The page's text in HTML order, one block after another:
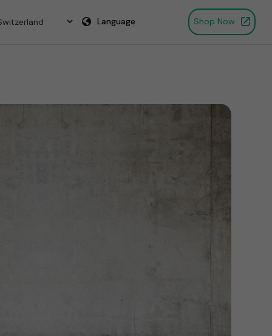
Language Shop Now